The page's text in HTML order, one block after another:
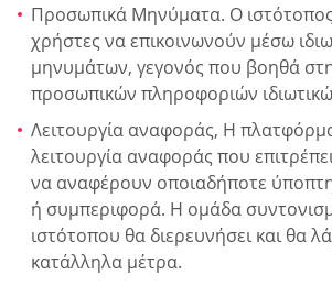
Προσωπικά Μηνύματα. Ο ιστότοπος
χρήστες να επικοινωνούν μέσω
μηνυμάτων, γεγονός που βοηθά
προσωπικών πληροφοριών
Λειτουργία αναφοράς, Η
λειτουργία αναφοράς που
να αναφέρουν οποιαδήποτε
ή συμπεριφορά. Η ομάδα
ιστότοπου θα διερευνήσει και θα
κατάλληλα μέτρα.